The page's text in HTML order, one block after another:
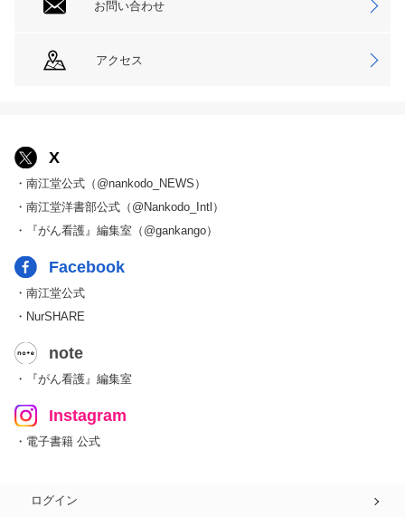
お問い合わせ
アクセス
X
・南江堂公式（@nankodo_NEWS）
・南江堂洋書部公式（@Nankodo_Intl）
・『がん看護』編集室（@gankango）
Facebook
・南江堂公式
・NurSHARE
note
・『がん看護』編集室
Instagram
・電子書籍 公式
ログイン